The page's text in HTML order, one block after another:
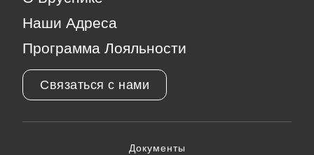
Наши Адреса
Программа Лояльности
Связаться с нами
Документы